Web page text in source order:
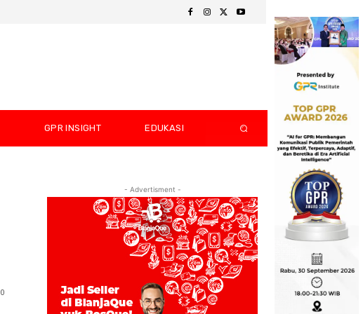
GPR INSIGHT EDUKASI
0
- Advertisment -